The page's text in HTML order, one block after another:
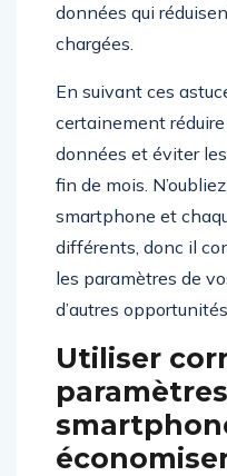
données qui
chargées.
En suivant ces
certainement
données et éviter
fin de mois.
smartphone et
différents, donc il
les paramètres de
d’autres
Utiliser